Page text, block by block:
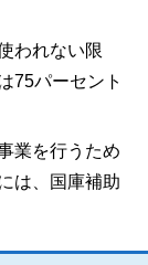
われない限
75パーセント
業を行うため
は、国庫補助